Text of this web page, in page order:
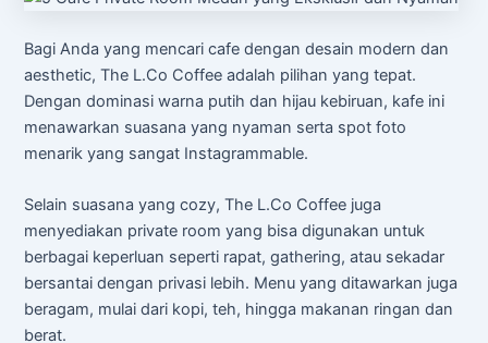
Bagi Anda yang mencari cafe dengan desain modern dan
aesthetic, The L.Co Coffee adalah pilihan yang tepat.
Dengan dominasi warna putih dan hijau kebiruan, kafe ini
menawarkan suasana yang nyaman serta spot foto
menarik yang sangat Instagrammable.
Selain suasana yang cozy, The L.Co Coffee juga
menyediakan private room yang bisa digunakan untuk
berbagai keperluan seperti rapat, gathering, atau sekadar
bersantai dengan privasi lebih. Menu yang ditawarkan juga
beragam, mulai dari kopi, teh, hingga makanan ringan dan
berat.